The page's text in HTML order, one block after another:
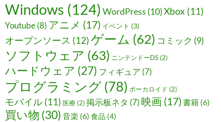
Windows (124) WordPress (10)Xbox (11)
Youtube(8) アニメ (17) イベント (3)
オープンソース (12)ゲーム (62) コミック (9)
ソフトウェア (63) ニンテンドーDS (2)
ハードウェア (27) フィギュア (7)
プログラミング(78) ボーカロイド (2)
モバイル (11) 医療 (2) 掲示板ネタ (7) 映画 (17) 書籍 (6)
買い物 (30) 音楽 (6) 食品 (4)